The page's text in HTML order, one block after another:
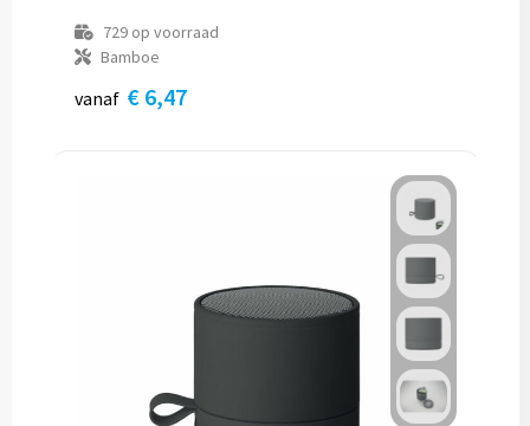
729op voorraad
Bamboe
vanaf € 6,47